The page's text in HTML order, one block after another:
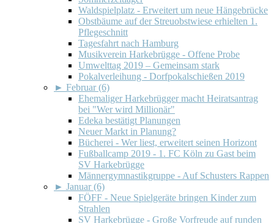
Waldspielplatz - Erweitert um neue Hängebrücke
Obstbäume auf der Streuobstwiese erhielten 1.
Pflegeschnitt
Tagesfahrt nach Hamburg
Musikverein Harkebrügge - Offene Probe
Umwelttag 2019 – Gemeinsam stark
Pokalverleihung - Dorfpokalschießen 2019
► Februar (6)
Ehemaliger Harkebrügger macht Heiratsantrag
bei "Wer wird Millionär"
Edeka bestätigt Planungen
Neuer Markt in Planung?
Bücherei - Wer liest, erweitert seinen Horizont
Fußballcamp 2019 - 1. FC Köln zu Gast beim
SV Harkebrügge
Männergymnastikgruppe - Auf Schusters Rappen
► Januar (6)
FÖFF - Neue Spielgeräte bringen Kinder zum
Strahlen
SV Harkebrügge - Große Vorfreude auf runden